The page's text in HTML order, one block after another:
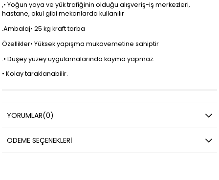
,• Yoğun yaya ve yük trafiğinin olduğu alışveriş-iş merkezleri,
hastane, okul gibi mekanlarda kullanılır
.Ambalaj• 25 kg kraft torba
Özellikler• Yüksek yapışma mukavemetine sahiptir
.• Düşey yüzey uygulamalarında kayma yapmaz.
• Kolay taraklanabilir.
YORUMLAR(0)
ÖDEME SEÇENEKLERI